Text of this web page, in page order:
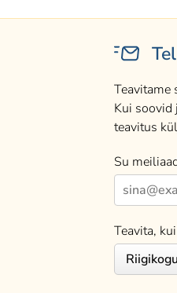
Teavitame
Kui soovid
teavitus
Su
Teavita,